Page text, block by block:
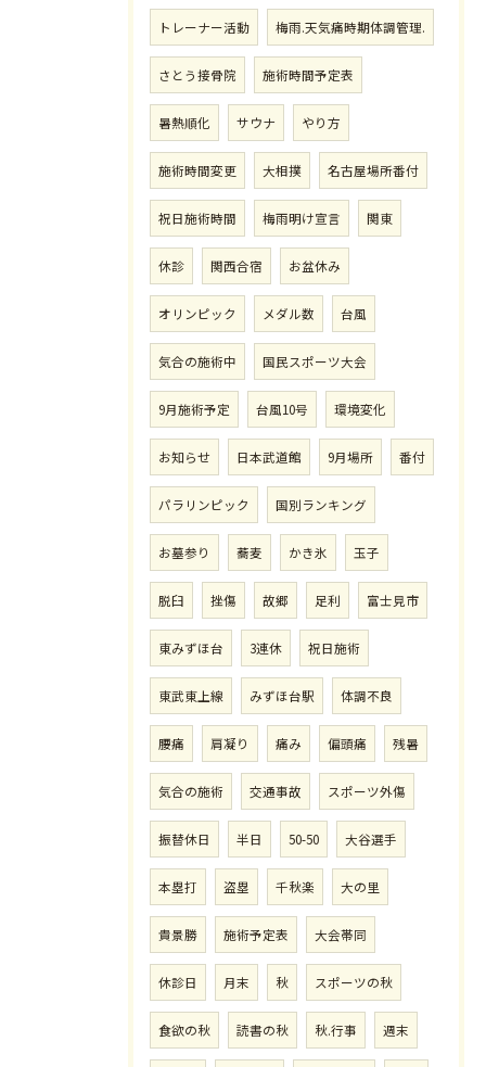
トレーナー活動 梅雨.天気痛時期体調管理.
さとう接骨院 施術時間予定表
暑熱順化 サウナ やり方
施術時間変更 大相撲 名古屋場所番付
祝日施術時間 梅雨明け宣言 関東
休診 関西合宿 お盆休み
オリンピック メダル数 台風
気合の施術中 国民スポーツ大会
9月施術予定 台風10号 環境変化
お知らせ 日本武道館 9月場所 番付
パラリンピック 国別ランキング
お墓参り 蕎麦 かき氷 玉子
脱臼 挫傷 故郷 足利 富士見市
東みずほ台 3連休 祝日施術
東武東上線 みずほ台駅 体調不良
腰痛 肩凝り 痛み 偏頭痛 残暑
気合の施術 交通事故 スポーツ外傷
振替休日 半日 50-50 大谷選手
本塁打 盗塁 千秋楽 大の里
貴景勝 施術予定表 大会帯同
休診日 月末 秋 スポーツの秋
食欲の秋 読書の秋 秋.行事 週末